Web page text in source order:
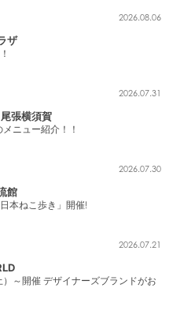
2026.08.06
ザ
2026.07.31
張横須賀
ニュー紹介！！
2026.07.30
館
本ねこ歩き」開催!
2026.07.21
～開催 デザイナーズブランドがお